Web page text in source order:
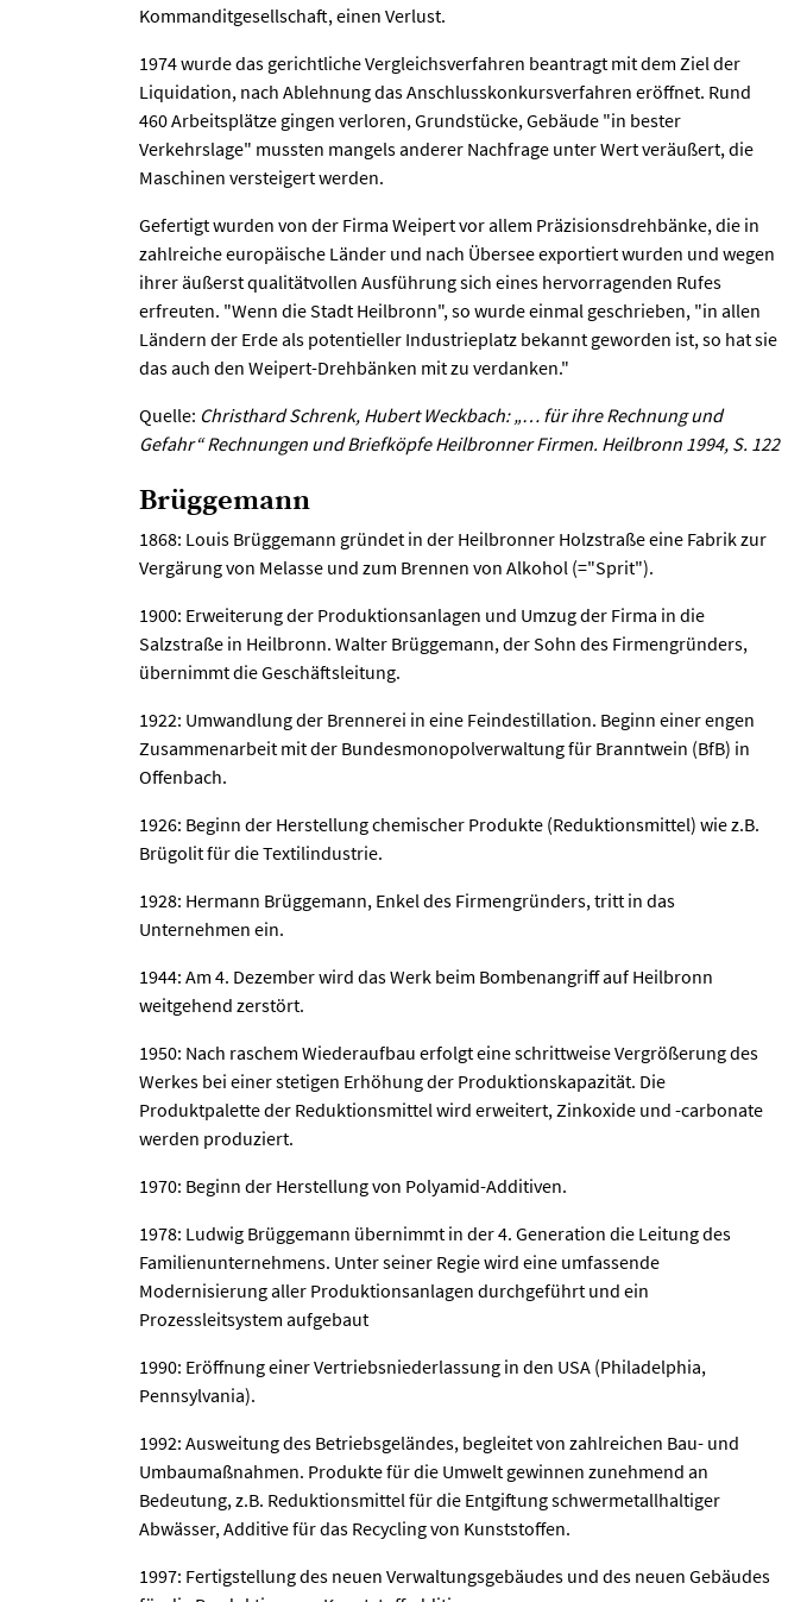
Kommanditgesellschaft, einen Verlust.
1974 wurde das gerichtliche Vergleichsverfahren beantragt mit dem Ziel der
Liquidation, nach Ablehnung das Anschlusskonkursverfahren eröffnet. Rund
460 Arbeitsplätze gingen verloren, Grundstücke, Gebäude "in bester
Verkehrslage" mussten mangels anderer Nachfrage unter Wert veräußert, die
Maschinen versteigert werden.
Gefertigt wurden von der Firma Weipert vor allem Präzisionsdrehbänke, die in
zahlreiche europäische Länder und nach Übersee exportiert wurden und wegen
ihrer äußerst qualitätvollen Ausführung sich eines hervorragenden Rufes
erfreuten. "Wenn die Stadt Heilbronn", so wurde einmal geschrieben, "in allen
Ländern der Erde als potentieller Industrieplatz bekannt geworden ist, so hat sie
das auch den Weipert-Drehbänken mit zu verdanken."
Quelle: Christhard Schrenk, Hubert Weckbach: „… für ihre Rechnung und
Gefahr“ Rechnungen und Briefköpfe Heilbronner Firmen. Heilbronn 1994, S. 122
Brüggemann
1868: Louis Brüggemann gründet in der Heilbronner Holzstraße eine Fabrik zur
Vergärung von Melasse und zum Brennen von Alkohol (="Sprit").
1900: Erweiterung der Produktionsanlagen und Umzug der Firma in die
Salzstraße in Heilbronn. Walter Brüggemann, der Sohn des Firmengründers,
übernimmt die Geschäftsleitung.
1922: Umwandlung der Brennerei in eine Feindestillation. Beginn einer engen
Zusammenarbeit mit der Bundesmonopolverwaltung für Branntwein (BfB) in
Offenbach.
1926: Beginn der Herstellung chemischer Produkte (Reduktionsmittel) wie z.B.
Brügolit für die Textilindustrie.
1928: Hermann Brüggemann, Enkel des Firmengründers, tritt in das
Unternehmen ein.
1944: Am 4. Dezember wird das Werk beim Bombenangriff auf Heilbronn
weitgehend zerstört.
1950: Nach raschem Wiederaufbau erfolgt eine schrittweise Vergrößerung des
Werkes bei einer stetigen Erhöhung der Produktionskapazität. Die
Produktpalette der Reduktionsmittel wird erweitert, Zinkoxide und -carbonate
werden produziert.
1970: Beginn der Herstellung von Polyamid-Additiven.
1978: Ludwig Brüggemann übernimmt in der 4. Generation die Leitung des
Familienunternehmens. Unter seiner Regie wird eine umfassende
Modernisierung aller Produktionsanlagen durchgeführt und ein
Prozessleitsystem aufgebaut
1990: Eröffnung einer Vertriebsniederlassung in den USA (Philadelphia,
Pennsylvania).
1992: Ausweitung des Betriebsgeländes, begleitet von zahlreichen Bau- und
Umbaumaßnahmen. Produkte für die Umwelt gewinnen zunehmend an
Bedeutung, z.B. Reduktionsmittel für die Entgiftung schwermetallhaltiger
Abwässer, Additive für das Recycling von Kunststoffen.
1997: Fertigstellung des neuen Verwaltungsgebäudes und des neuen Gebäudes